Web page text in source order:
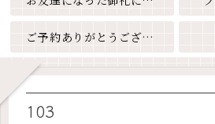
ご予約ありがとうございます
103